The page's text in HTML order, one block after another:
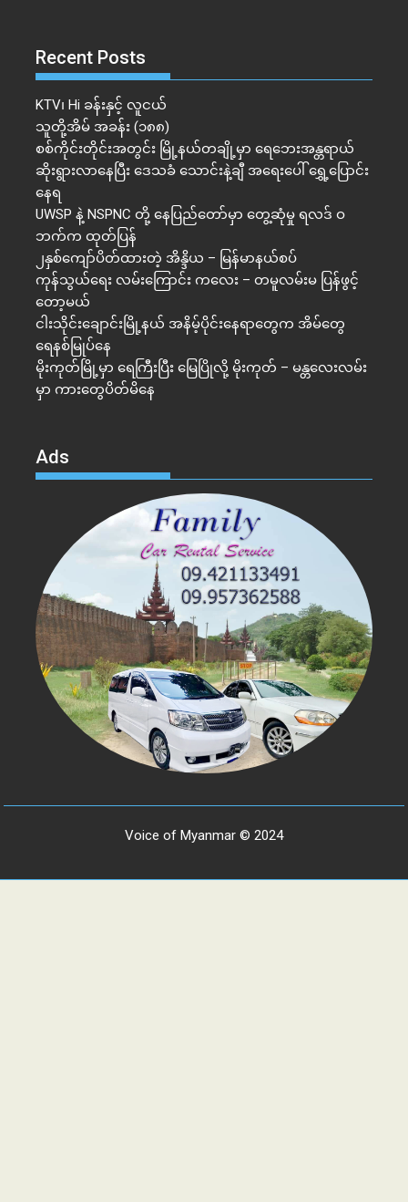
Recent Posts
KTV၊ Hi ခန်းနှင့် လူငယ်
သူတို့အိမ် အခန်း (၁၈၈)
စစ်ကိုင်းတိုင်းအတွင်း မြို့နယ်တချို့မှာ ရေဘေးအန္တရာယ်
ဆိုးရွားလာနေပြီး ဒေသခံ သောင်းနဲ့ချီ အရေးပေါ် ရွှေ့ပြောင်း
နေရ
UWSP နဲ့ NSPNC တို့ နေပြည်တော်မှာ တွေ့ဆုံမှု ရလဒ် ဝ
ဘက်က ထုတ်ပြန်
၂နှစ်​ကျော်ပိတ်ထားတဲ့ အိန္ဒိယ – မြန်မာနယ်စပ်
ကုန်သွယ်ရေး လမ်းကြောင်း ကလေး – တမူလမ်းမ ပြန်ဖွင့်
တော့မယ်
ငါးသိုင်းချောင်းမြို့နယ် အနိမ့်ပိုင်းနေရာတွေက အိမ်​တွေ
ရေနစ်မြုပ်နေ
မိုးကုတ်မြို့မှာ ရေကြီးပြီး မြေပြိုလို့ မိုးကုတ် – မန္တလေးလမ်း
မှာ ကားတွေပိတ်မိနေ
Ads
Voice of Myanmar © 2024